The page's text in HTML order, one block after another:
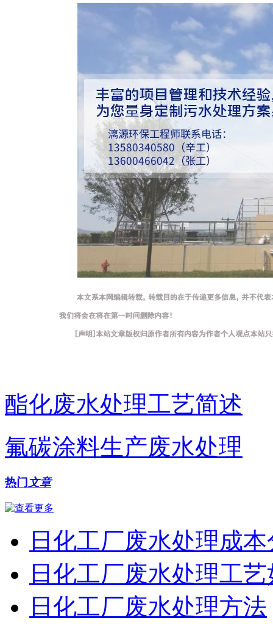
酯化废水处理工艺简述
氟碳涂料生产废水处理
热门 文章
日化工厂废水处理成
日化工厂废水处理工
日化工厂废水处理方法